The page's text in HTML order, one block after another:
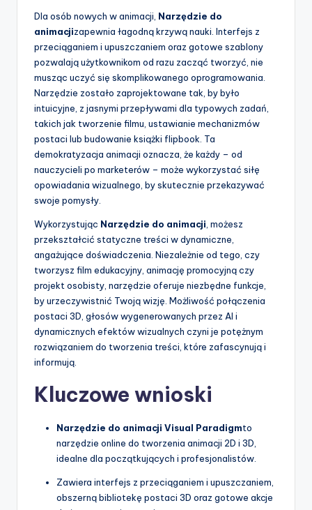
Dla osób nowych w animacji, Narzędzie do
animacjizapewnia łagodną krzywą nauki. Interfejs z
przeciąganiem i upuszczaniem oraz gotowe szablony
pozwalają użytkownikom od razu zacząć tworzyć, nie
musząc uczyć się skomplikowanego oprogramowania.
Narzędzie zostało zaprojektowane tak, by było
intuicyjne, z jasnymi przepływami dla typowych zadań,
takich jak tworzenie filmu, ustawianie mechanizmów
postaci lub budowanie książki flipbook. Ta
demokratyzacja animacji oznacza, że każdy – od
nauczycieli po marketerów – może wykorzystać siłę
opowiadania wizualnego, by skutecznie przekazywać
swoje pomysły.
Wykorzystując Narzędzie do animacji , możesz
przekształcić statyczne treści w dynamiczne,
angażujące doświadczenia. Niezależnie od tego, czy
tworzysz film edukacyjny, animację promocyjną czy
projekt osobisty, narzędzie oferuje niezbędne funkcje,
by urzeczywistnić Twoją wizję. Możliwość połączenia
postaci 3D, głosów wygenerowanych przez AI i
dynamicznych efektów wizualnych czyni je potężnym
rozwiązaniem do tworzenia treści, które zafascynują i
informują.
Kluczowe wnioski
Narzędzie do animacji Visual Paradigmto
narzędzie online do tworzenia animacji 2D i 3D,
idealne dla początkujących i profesjonalistów.
Zawiera interfejs z przeciąganiem i upuszczaniem,
obszerną bibliotekę postaci 3D oraz gotowe akcje